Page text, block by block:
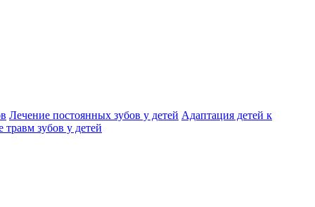
Лечение постоянных зубов у детей Адаптация детей к
травм зубов у детей